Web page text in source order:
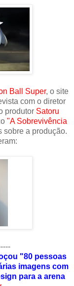
Ball Super, o site
com o diretor
produtor Satoru
"A Sobrevivência
sobre a produção.
"80 pessoas
imagens com
para a arena